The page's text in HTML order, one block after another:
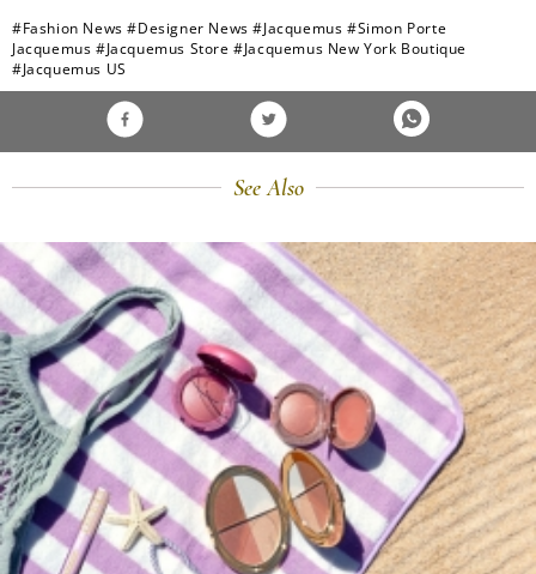
#Fashion News #Designer News #Jacquemus #Simon Porte
Jacquemus #Jacquemus Store #Jacquemus New York Boutique
#Jacquemus US
See Also